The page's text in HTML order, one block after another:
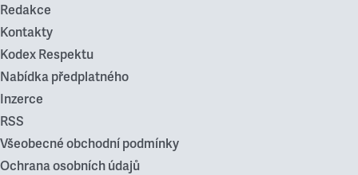
Redakce
Kontakty
Kodex Respektu
Nabídka předplatného
Inzerce
RSS
Všeobecné obchodní podmínky
Ochrana osobních údajů